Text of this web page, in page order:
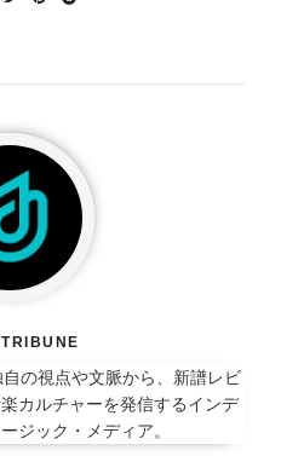
の視点や文脈から、新譜レビ
カルチャーを発信するインデ
ジック・メディア。